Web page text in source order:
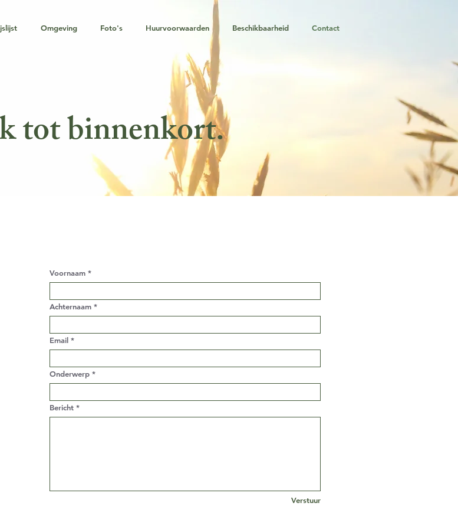
Omgeving Foto's Huurvoorwaarden Beschikbaarheid Contact
tot binnenkort.
Voornaam
Achternaam
Email
Onderwerp
Bericht
Verstuur